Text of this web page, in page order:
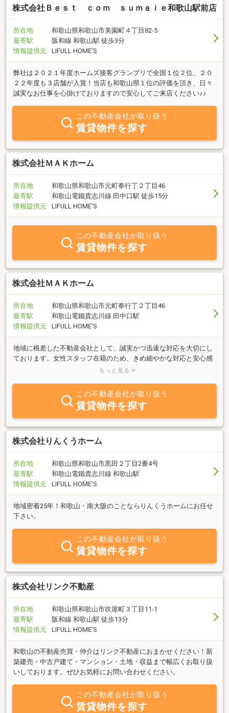
株式会社Ｂｅｓｔ ｃｏｍ ｓｕｍａｉｅ和歌山駅前店
所在地
和歌山県和歌山市美園町４丁目82-5
最寄駅
阪和線 和歌山駅 徒歩3分
情報提供元
LIFULL HOME'S
弊社は２０２１年度ホームズ接客グランプリで全国１位２位、２０
２２年度も３店舗が入賞！当店も和歌山県１位の評価を頂き、日々
誠実なお仕事を心掛けておりますので安心してご来店ください♪♪
この不動産会社が取り扱う
賃貸物件を探す
株式会社ＭＡＫホーム
所在地
和歌山県和歌山市元町奉行丁２丁目46
最寄駅
和歌山電鐵貴志川線 田中口駅 徒歩15分
情報提供元
LIFULL HOME'S
この不動産会社が取り扱う
賃貸物件を探す
株式会社ＭＡＫホーム
所在地
和歌山県和歌山市元町奉行丁２丁目46
最寄駅
和歌山電鐵貴志川線 田中口駅
情報提供元
LIFULL HOME'S
地域に根差した不動産会社として、誠実かつ迅速な対応を大切にし
ております。女性スタッフ在籍のため、きめ細やかな対応と安心感
のある接客を心掛けています。お客様の理想のお住まい探しを全力
もっと見る
この不動産会社が取り扱う
賃貸物件を探す
株式会社りんくうホーム
所在地
和歌山県和歌山市黒田２丁目2番4号
最寄駅
和歌山電鐵貴志川線 和歌山駅
情報提供元
LIFULL HOME'S
地域密着25年！和歌山・南大阪のことならりんくうホームにお任せ
下さい。
この不動産会社が取り扱う
賃貸物件を探す
株式会社リンク不動産
所在地
和歌山県和歌山市吹屋町３丁目11-1
最寄駅
阪和線 和歌山駅 徒歩13分
情報提供元
LIFULL HOME'S
和歌山の不動産売買・仲介はリンク不動産におまかせください！新
築建売・中古戸建て・マンション・土地・収益まで幅広くお取り扱
いしております。ぜひお気軽にお問い合わせください。
この不動産会社が取り扱う
賃貸物件を探す